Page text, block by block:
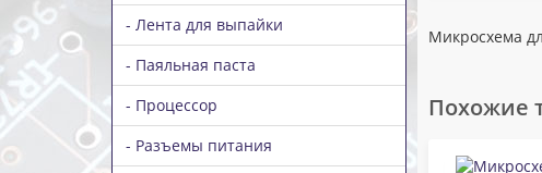
- Лента для выпайки
- Паяльная паста
- Процессор
- Разъемы питания
Микросхема
Похожие